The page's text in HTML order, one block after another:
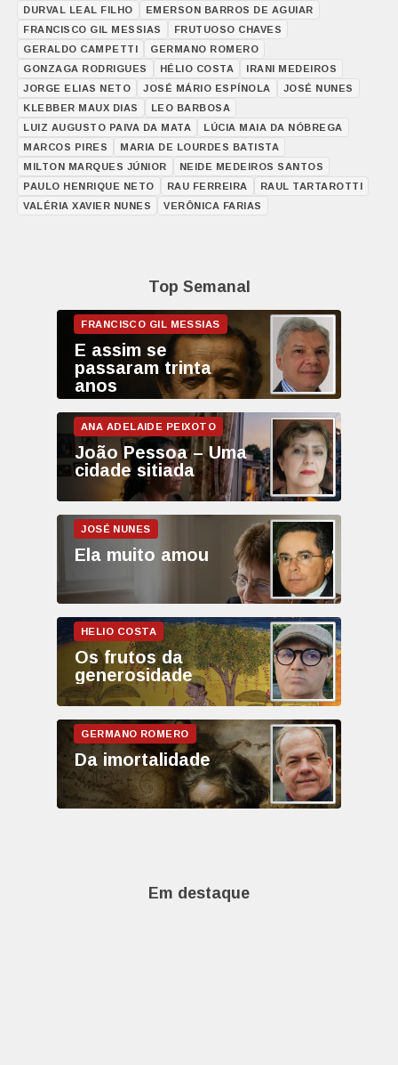
DURVAL LEAL FILHO
EMERSON BARROS DE AGUIAR
FRANCISCO GIL MESSIAS
FRUTUOSO CHAVES
GERALDO CAMPETTI
GERMANO ROMERO
GONZAGA RODRIGUES
HÉLIO COSTA
IRANI MEDEIROS
JORGE ELIAS NETO
JOSÉ MÁRIO ESPÍNOLA
JOSÉ NUNES
KLEBBER MAUX DIAS
LEO BARBOSA
LUIZ AUGUSTO PAIVA DA MATA
LÚCIA MAIA DA NÓBREGA
MARCOS PIRES
MARIA DE LOURDES BATISTA
MILTON MARQUES JÚNIOR
NEIDE MEDEIROS SANTOS
PAULO HENRIQUE NETO
RAU FERREIRA
RAUL TARTAROTTI
VALÉRIA XAVIER NUNES
VERÔNICA FARIAS
Top Semanal
E assim se
passaram trinta
anos
João Pessoa – Uma
cidade sitiada
Ela muito amou
Os frutos da
generosidade
Da imortalidade
Em destaque